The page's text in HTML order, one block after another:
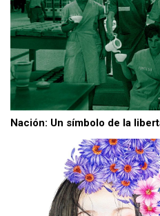
Nación: Un símbolo de la